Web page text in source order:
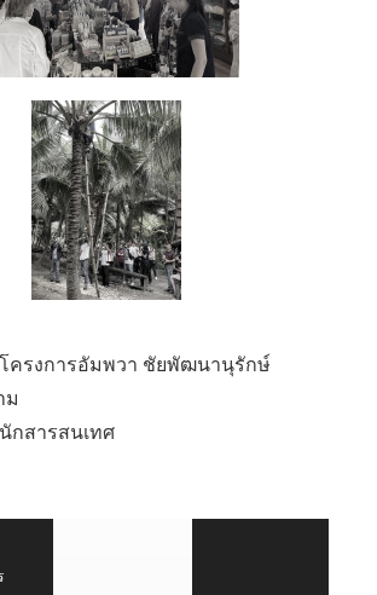
โครงการอัมพวา ชัยพัฒนานุรักษ์
ม
กสารสนเทศ